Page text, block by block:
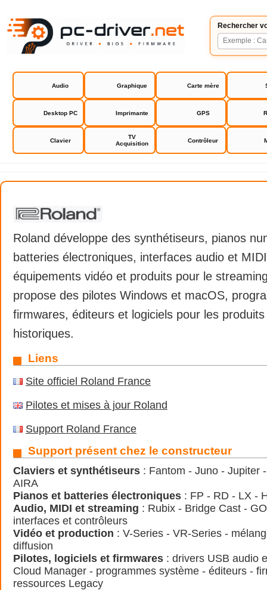
Rechercher
Audio Graphique Carte mère
Desktop PC Imprimante GPS
Clavier
TV
Acquisition
Contrôleur
Roland
Roland développe des synthétiseurs, pianos
batteries électroniques, interfaces audio et
équipements vidéo et produits pour le
propose des pilotes Windows et macOS,
firmwares, éditeurs et logiciels pour les
historiques.
Liens
Site officiel Roland France
Pilotes et mises à jour Roland
Support Roland France
Support présent chez le constructeur
Claviers et synthétiseurs : Fantom - Juno - Jupiter
AIRA
Pianos et batteries électroniques : FP - RD - LX -
Audio, MIDI et streaming : Rubix - Bridge Cast -
interfaces et contrôleurs
Vidéo et production : V-Series - VR-Series -
diffusion
Pilotes, logiciels et firmwares : drivers USB audio
Cloud Manager - programmes système - éditeurs -
ressources Legacy